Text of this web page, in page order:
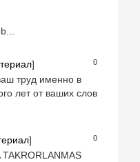
0
]
труд именно в
лет от ваших слов
0
]